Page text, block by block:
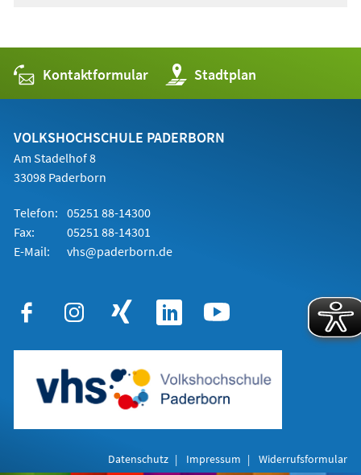
Kontaktformular Stadtplan
(Öffnet
in
einem
Tab)
VOLKSHOCHSCHULE PADERBORN
Am Stadelhof 8
33098 Paderborn
Telefon: 05251 88-14300
Fax:
05251 88-14301
E-Mail:
vhs@paderborn.de
Datenschutz Impressum Widerrufsformular